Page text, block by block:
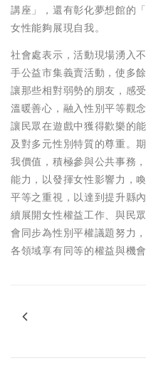
講座」，還有彰化夢想館的
女性能夠展現自我。
社會處表示，活動現場湧入
手公益市集義賣活動，使多
讓那些相對弱勢的朋友，感
溫暖善心，融入性別平等觀
讓民眾在遊戲中獲得歡樂的
及對多元性別特質的尊重。
我價值，積極參與公共事務
能力，以發揮女性影響力，
平等之重視，以達到提升縣
續展開女性權益工作、與民
會同步為性別平權議題努力
各領域享有同等的權益與機會